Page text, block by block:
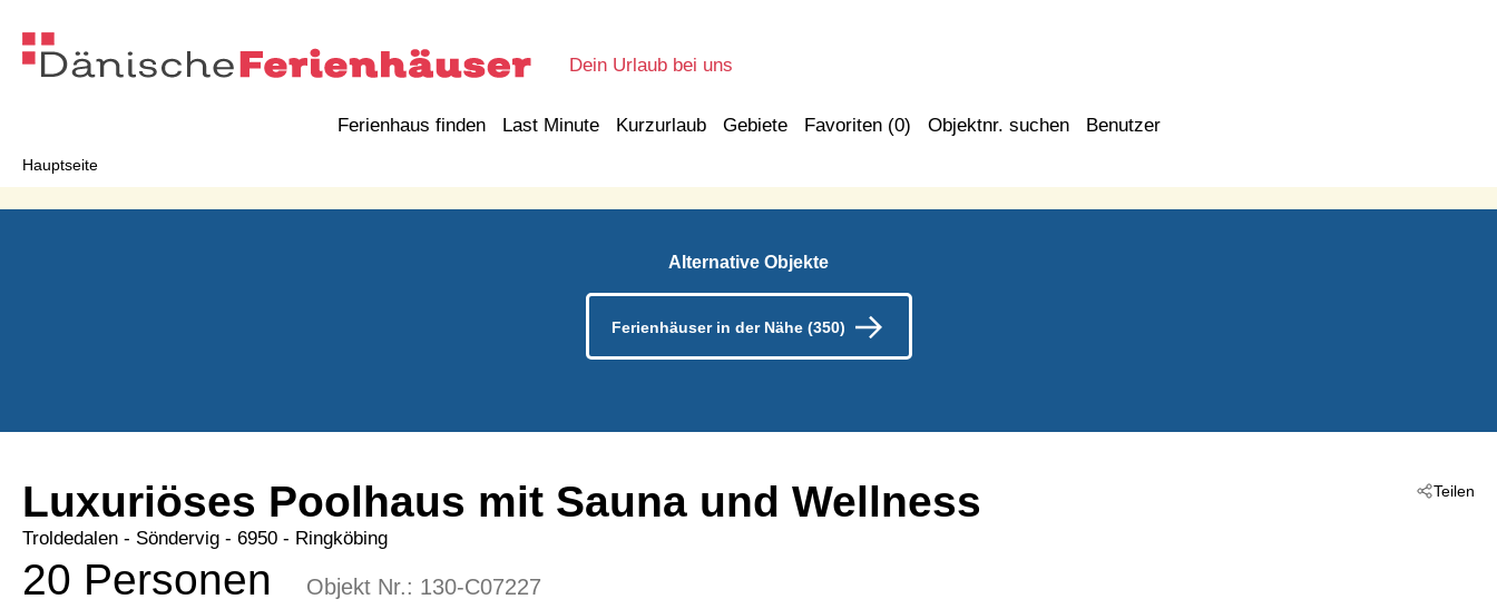
Dein Urlaub bei uns
Ferienhaus finden Last Minute Kurzurlaub Gebiete Favoriten (0) Objektnr. suchen Benutzer
Hauptseite
Alternative Objekte
Ferienhäuser in der Nähe (350)
Teilen
Luxuriöses Poolhaus mit Sauna und Wellness
Troldedalen - Söndervig - 6950 - Ringköbing
20 Personen Objekt Nr.: 130-C07227